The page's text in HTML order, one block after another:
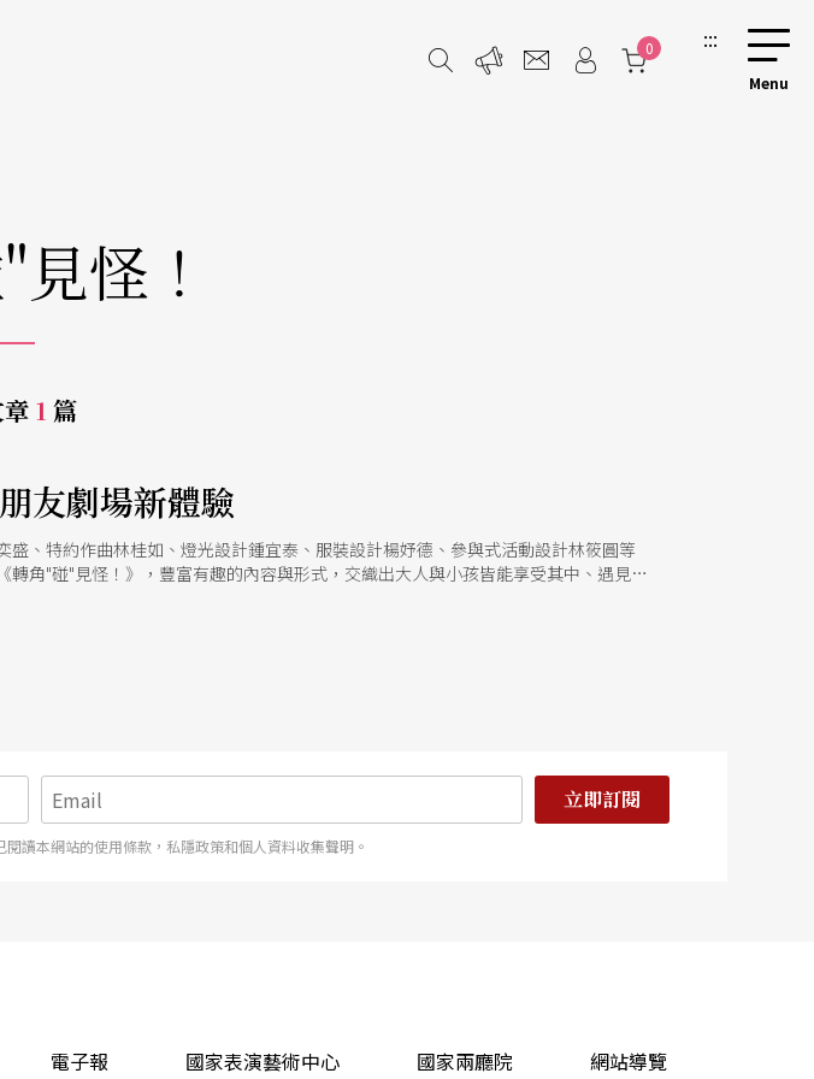
0 :::
怪！
1 篇
友劇場新體驗
、特約作曲林桂如、燈光設計鍾宜泰、服裝設計楊妤德、參與式活動設計林筱圓等
角"碰"見怪！》，豐富有趣的內容與形式，交織出大人與小孩皆能享受其中、遇見、
立即訂閱
讀本網站的使用條款，私隱政策和個人資料收集聲明。
電子報 國家表演藝術中心 國家兩廳院 網站導覽